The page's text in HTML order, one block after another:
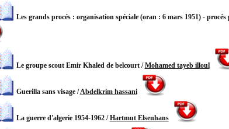
Les grands procés : organisation spéciale (oran : 6 mars 1951) -
Le groupe scout Emir Khaled de belcourt/Mohamed tayeb illoul
Guerilla sans visage/Abdelkrim hassani
La guerre d'algerie 1954-1962/Hartmut Elsenhans